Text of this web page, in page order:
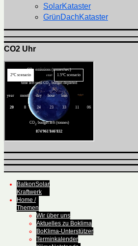
SolarKataster
GrünDachKataster
CO2 Uhr
BalkonSolar
Kraftwerk
Home /
Themen
Wir über uns
Aktuelles zu Boklima
BoKlima-Unterstützer
Terminkalender